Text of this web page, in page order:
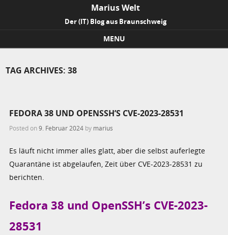
Marius Welt
Der (IT) Blog aus Braunschweig
MENU
TAG ARCHIVES:38
FEDORA 38 UND OPENSSH’S CVE-2023-28531
Posted on9. Februar 2024 by marius
Es läuft nicht immer alles glatt, aber die selbst auferlegte
Quarantäne ist abgelaufen, Zeit über CVE-2023-28531 zu
berichten.
Fedora 38 und OpenSSH’s CVE-2023-
28531